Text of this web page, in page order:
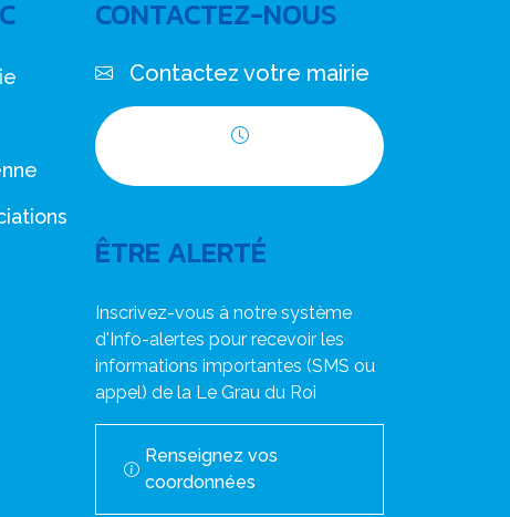
CONTACTEZ-NOUS
Contactez votre mairie
ÊTRE ALERTÉ
Inscrivez-vous à notre système
d'Info-alertes pour recevoir les
informations importantes (SMS ou
appel) de la Le Grau du Roi
Renseignez vos
coordonnées